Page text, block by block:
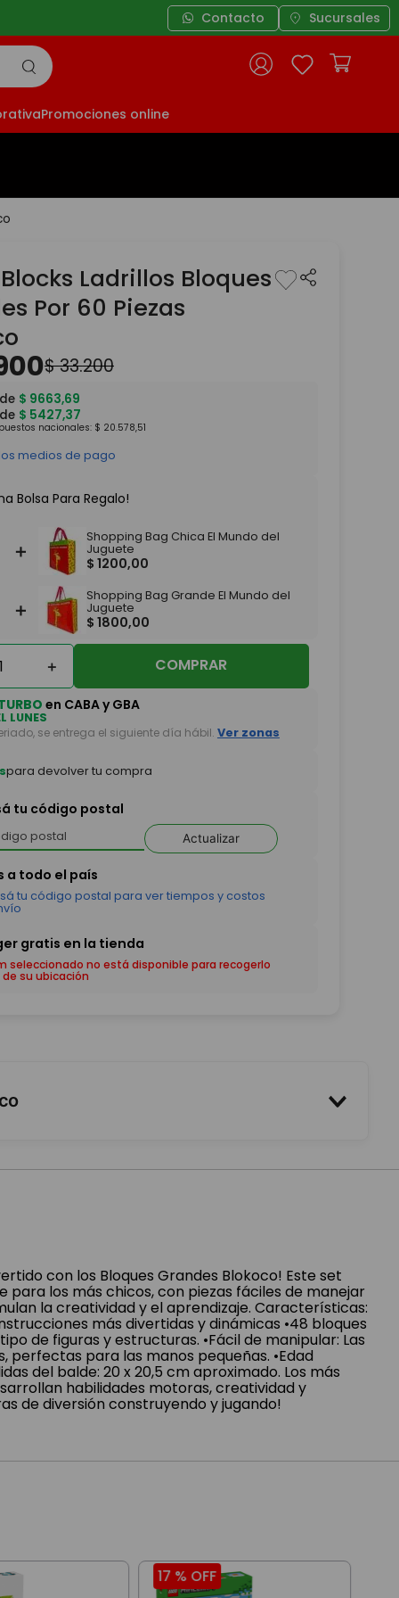
Contacto Sucursales
Promociones online
Ladrillos Bloques
Por 60 Piezas
$33.200
$ 9663,69
$ 5427,37
nacionales: $ 20.578,51
medios de pago
Bolsa Para Regalo!
＋
Shopping Bag Chica El Mundo del
Juguete
$ 1200,00
＋
Shopping Bag Grande El Mundo del
Juguete
$ 1800,00
＋ COMPRAR
en CABA y GBA
LUNES
se entrega el siguiente día hábil. Ver zonas
para devolver tu compra
tu código postal
Actualizar
seleccionado no está disponible para recogerlo
de su ubicación
con los Bloques Grandes Blokoco! Este set
para los más chicos, con piezas fáciles de manejar
la creatividad y el aprendizaje. Características:
más divertidas y dinámicas •48 bloques
de figuras y estructuras. •Fácil de manipular: Las
perfectas para las manos pequeñas. •Edad
del balde: 20 x 20,5 cm aproximado. Los más
habilidades motoras, creatividad y
de diversión construyendo y jugando!
17 % OFF